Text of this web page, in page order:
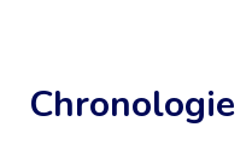
Chronologie